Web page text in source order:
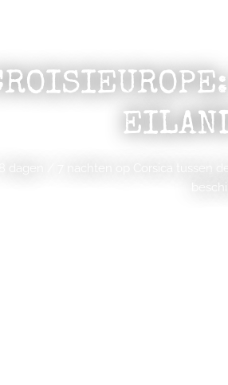
8 dagen / 7 nachten op Corsica tussen